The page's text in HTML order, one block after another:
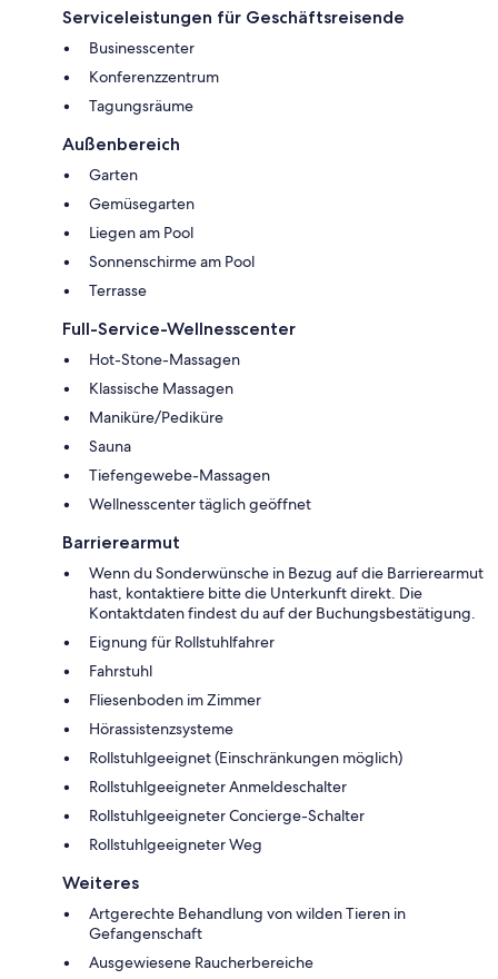
Serviceleistungen für Geschäftsreisende
Businesscenter
Konferenzzentrum
Tagungsräume
Außenbereich
Garten
Gemüsegarten
Liegen am Pool
Sonnenschirme am Pool
Terrasse
Full-Service-Wellnesscenter
Hot-Stone-Massagen
Klassische Massagen
Maniküre/Pediküre
Sauna
Tiefengewebe-Massagen
Wellnesscenter täglich geöffnet
Barrierearmut
Wenn du Sonderwünsche in Bezug auf die Barrierearmut
hast, kontaktiere bitte die Unterkunft direkt. Die
Kontaktdaten findest du auf der Buchungsbestätigung.
Eignung für Rollstuhlfahrer
Fahrstuhl
Fliesenboden im Zimmer
Hörassistenzsysteme
Rollstuhlgeeignet (Einschränkungen möglich)
Rollstuhlgeeigneter Anmeldeschalter
Rollstuhlgeeigneter Concierge-Schalter
Rollstuhlgeeigneter Weg
Weiteres
Artgerechte Behandlung von wilden Tieren in
Gefangenschaft
Ausgewiesene Raucherbereiche